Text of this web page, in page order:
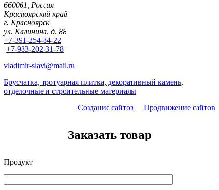
660061, Россия
Красноярский край
г. Красноярск
ул. Калинина. д. 88
+7-391-254-84-22
+7-983-202-31-78
vladimir-slavi@mail.ru
Брусчатка, тротуарная плитка, декоративный камень,
отделочные и строительные материалы
Создание сайтов
Продвижение сайтов
Заказать товар
Продукт